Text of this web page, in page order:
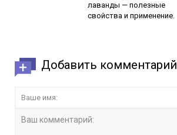
лаванды — полезные
свойства и применение.
Добавить комментарий